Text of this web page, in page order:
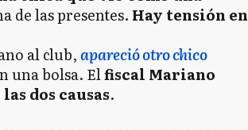
de las presentes. Hay tensión en
al club,apareció otro chico
una bolsa. Elfiscal Mariano
dos causas.